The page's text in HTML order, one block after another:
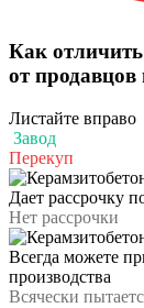
Как отличить
от продавцов
Листайте вправо
Завод
Перекуп
Дает рассрочку
Нет рассрочки
Всегда можете
производства
Всячески